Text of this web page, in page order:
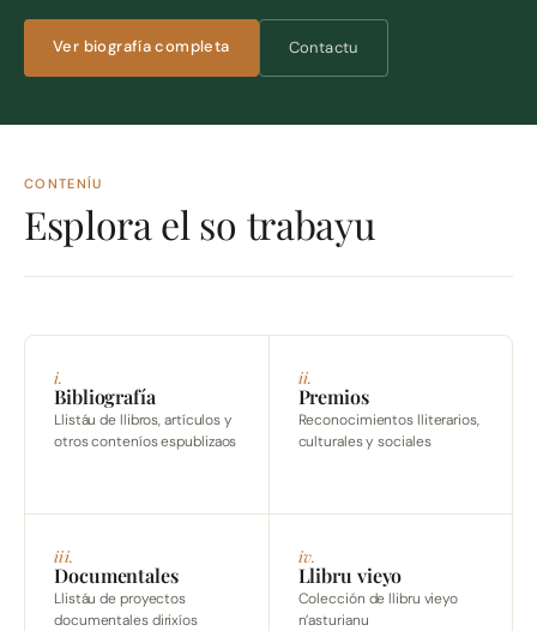
Ver biografía completa Contactu
CONTENÍU
Esplora el so trabayu
i.
Bibliografía
Llistáu de llibros, artículos y
otros conteníos espublizaos
ii.
Premios
Reconocimientos lliterarios,
culturales y sociales
iii.
Documentales
Llistáu de proyectos
documentales dirixíos
iv.
Llibru vieyo
Colección de llibru vieyo
n’asturianu